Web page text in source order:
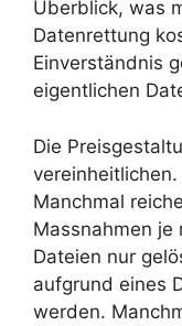
Überblick, was
Datenrettung
Einverständnis
eigentlichen
Die
Manchmal
Massnahmen je
Dateien nur
aufgrund eines
werden.